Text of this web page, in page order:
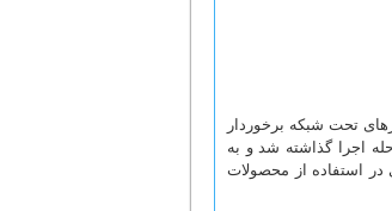
تحت شبکه برخوردار
اجرا گذاشته شد و به
در استفاده از محصولات